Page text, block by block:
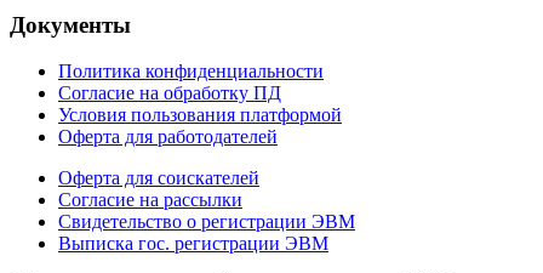
Документы
Политика конфиденциальности
Согласие на обработку ПД
Условия пользования платформой
Оферта для работодателей
Оферта для соискателей
Согласие на рассылки
Свидетельство о регистрации ЭВМ
Выписка гос. регистрации ЭВМ